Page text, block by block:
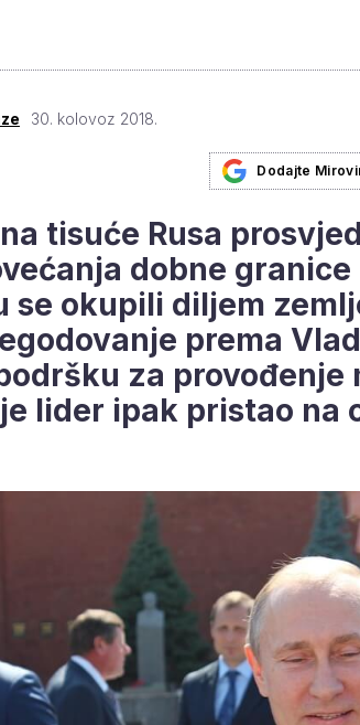
30. kolovoz 2018.
Dodajte
tisuće Rusa
dobne
se okupili diljem
prema
za provođenje
lider ipak pristao na